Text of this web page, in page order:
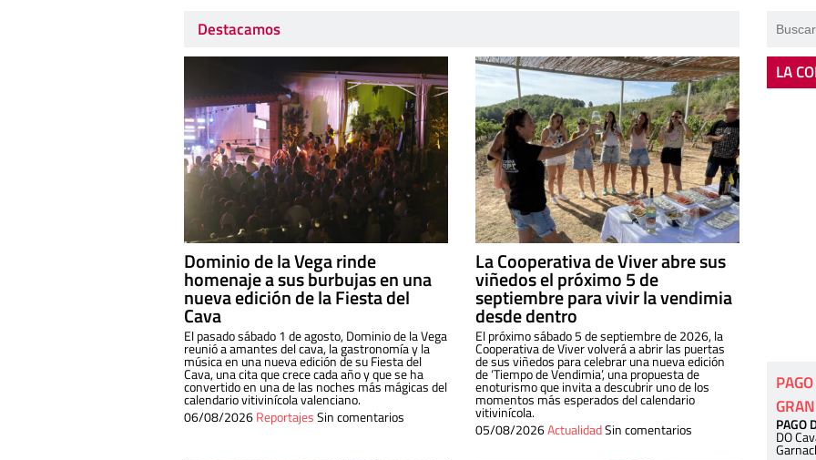
Destacamos
Dominio de la Vega rinde
homenaje a sus burbujas en una
nueva edición de la Fiesta del
Cava
El pasado sábado 1 de agosto, Dominio de la Vega
reunió a amantes del cava, la gastronomía y la
música en una nueva edición de su Fiesta del
Cava, una cita que crece cada año y que se ha
convertido en una de las noches más mágicas del
calendario vitivinícola valenciano.
06/08/2026ReportajesSin comentarios
La Cooperativa de Viver abre sus
viñedos el próximo 5 de
septiembre para vivir la vendimia
desde dentro
El próximo sábado 5 de septiembre de 2026, la
Cooperativa de Viver volverá a abrir las puertas
de sus viñedos para celebrar una nueva edición
de ‘Tiempo de Vendimia’, una propuesta de
enoturismo que invita a descubrir uno de los
momentos más esperados del calendario
vitivinícola.
05/08/2026ActualidadSin comentarios
LA
PAGO
DO